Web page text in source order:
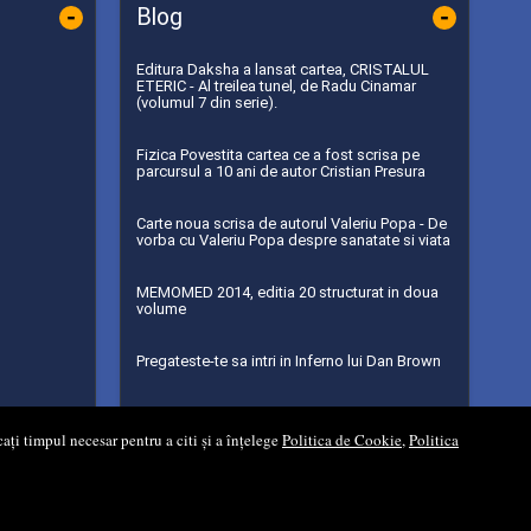
timpul necesar pentru a citi și a înțelegePolitica de Cookie,Politica
- Blog -
Editura Daksha a lansat cartea, CRISTALUL
ETERIC - Al treilea tunel, de Radu Cinamar
(volumul 7 din serie).
Fizica Povestita cartea ce a fost scrisa pe
parcursul a 10 ani de autor Cristian Presura
Carte noua scrisa de autorul Valeriu Popa - De
vorba cu Valeriu Popa despre sanatate si viata
MEMOMED 2014, editia 20 structurat in doua
volume
Pregateste-te sa intri in Inferno lui Dan Brown
...toate știrile